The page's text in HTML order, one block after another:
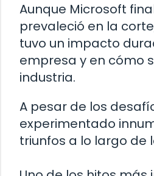
Aunque Microsoft
prevaleció en la
tuvo un impacto
empresa y en cómo
industria.
A pesar de los
experimentado
triunfos a lo largo de